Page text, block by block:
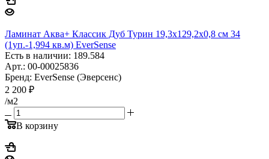
Ламинат Аква+ Классик Дуб Турин 19,3х129,2х0,8 см 34
(1уп.-1,994 кв.м) EverSense
Есть в наличии: 189.584
Арт.: 00-00025836
Бренд: EverSense (Эверсенс)
2 200 ₽
/м2
В корзину